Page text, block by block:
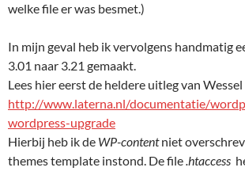
welke file er was besmet.)
In mijn geval heb ik vervolgens handmatig
3.01 naar 3.21 gemaakt.
Lees hier eerst de heldere uitleg van
http://www.laterna.nl/documentatie/
wordpress-upgrade
Hierbij heb ik de WP-contentniet
themes template instond. De file.htaccess